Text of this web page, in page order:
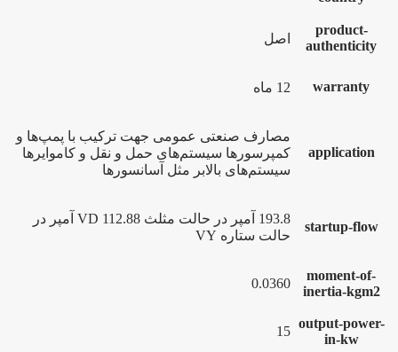
product-
authenticity
اصل
warranty 12 ماه
application
مصارف صنعتی عمومی جهت ترکیب با پمپ‌ها و
کمپرسورها سیستم‌های حمل و نقل و کاموایرها
سیستم‌های بالابر مثل آسانسورها
startup-flow
193.8 آمپر در حالت مثلث VD 112.88 آمپر در
حالت ستاره VY
moment-of-
inertia-kgm2
0.0360
output-power-
in-kw
15